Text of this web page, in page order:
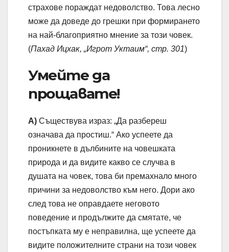
страхове пораждат недоволство. Това лесно
може да доведе до грешки при формирането
на най-благоприятно мнение за този човек.
(Пахад Ицхак, „Игрот Уктаим“, стр. 301)
Умейте да
прощавате!
А) Съществува израз: „Да разбереш
означава да простиш.“ Ако успеете да
проникнете в дълбините на човешката
природа и да видите какво се случва в
душата на човек, това би премахнало много
причини за недоволство към него. Дори ако
след това не оправдаете неговото
поведение и продължите да смятате, че
постъпката му е неправилна, ще успеете да
видите положителните страни на този човек